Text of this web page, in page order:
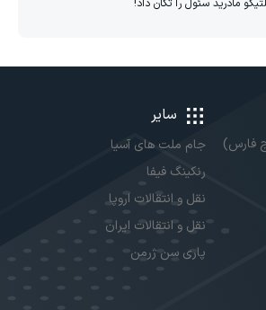
مادرید سئول را تکان داد!
فارس)
سایر
جام ملت های آسیا
رنکینگ فیفا
نقل و انتقالات اروپا
نقل و انتقالات ایران
پاری سن ژرمن